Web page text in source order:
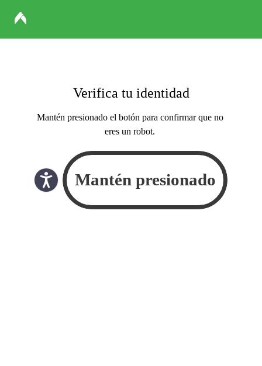
Verifica tu identidad
Mantén presionado el botón para confirmar que no
eres un robot.